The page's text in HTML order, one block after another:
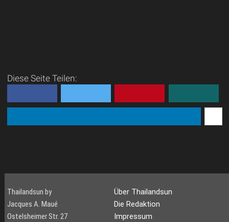
Diese Seite Teilen:
Thailandsun by
Jacques A. Maué
Ostelsheimer Str. 27
Über Thailandsun
Die Redaktion
Impressum